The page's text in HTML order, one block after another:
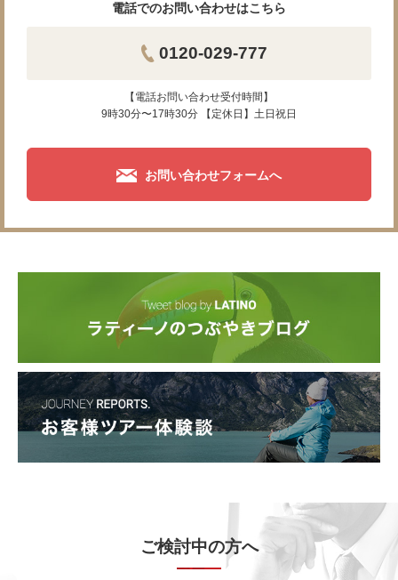
電話でのお問い合わせはこちら
0120-029-777
【電話お問い合わせ受付時間】
9時30分〜17時30分 【定休日】土日祝日
お問い合わせフォームへ
ご検討中の方へ